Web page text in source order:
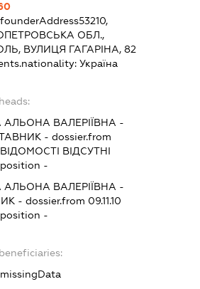
53210,
ОБЛ.,
ВУЛИЦЯ ГАГАРІНА, 82
Україна
ВАЛЕРІЇВНА -
- dossier.from
ВІДОМОСТІ ВІДСУТНІ
-
ВАЛЕРІЇВНА -
- dossier.from 09.11.10
-